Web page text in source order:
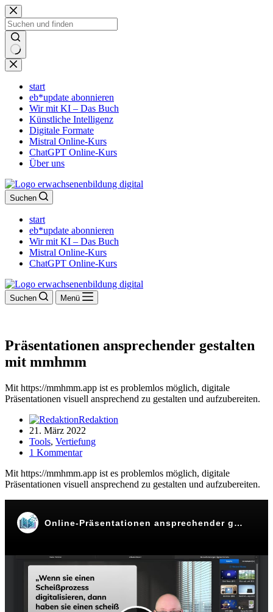
Zum
Inhalt
springen
Keine
Ergebnisse
start
eb*update abonnieren
Wir mit KI – Das Buch
Künstliche Intelligenz
Digitale Formate
Mistral Online-Kurs
ChatGPT Online-Kurs
Über uns
Suchen
start
eb*update abonnieren
Wir mit KI – Das Buch
Mistral Online-Kurs
ChatGPT Online-Kurs
Suchen Menü
Präsentationen ansprechender gestalten
mit mmhmm
Mit https://mmhmm.app ist es problemlos möglich, digitale
Präsentationen visuell ansprechend zu gestalten und aufzubereiten.
Redaktion
21. März 2022
Tools, Vertiefung
1 Kommentar
Mit https://mmhmm.app ist es problemlos möglich, digitale
Präsentationen visuell ansprechend zu gestalten und aufzubereiten.